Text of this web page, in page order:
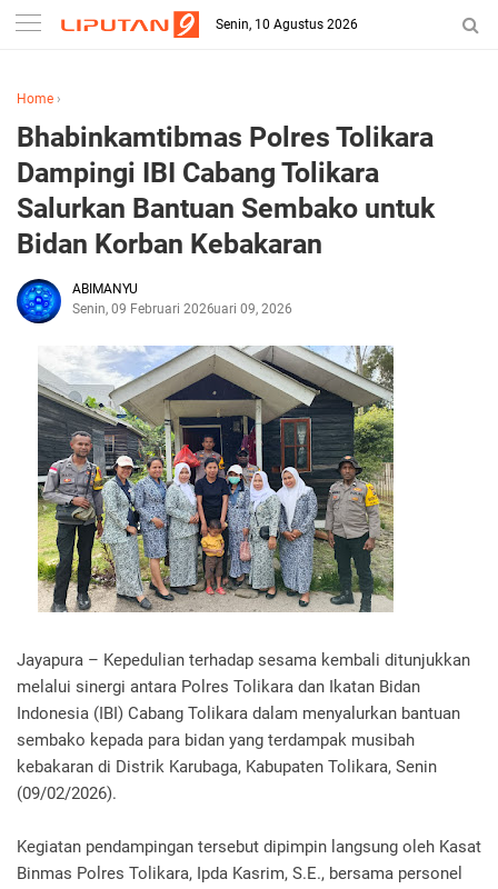
Senin, 10 Agustus 2026
Home ›
Bhabinkamtibmas Polres Tolikara
Dampingi IBI Cabang Tolikara
Salurkan Bantuan Sembako untuk
Bidan Korban Kebakaran
ABIMANYU
Senin, 09 Februari 2026Februari 09, 2026
Jayapura – Kepedulian terhadap sesama kembali ditunjukkan
melalui sinergi antara Polres Tolikara dan Ikatan Bidan
Indonesia (IBI) Cabang Tolikara dalam menyalurkan bantuan
sembako kepada para bidan yang terdampak musibah
kebakaran di Distrik Karubaga, Kabupaten Tolikara, Senin
(09/02/2026).
Kegiatan pendampingan tersebut dipimpin langsung oleh Kasat
Binmas Polres Tolikara, Ipda Kasrim, S.E., bersama personel